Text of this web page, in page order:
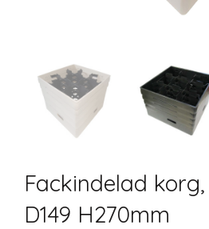
Fackindelad
D149 H270mm